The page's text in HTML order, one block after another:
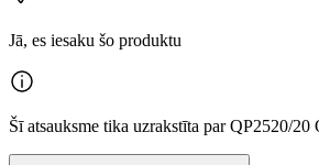
Jā, es iesaku šo produktu
Šī atsauksme tika uzrakstīta par QP2520/20